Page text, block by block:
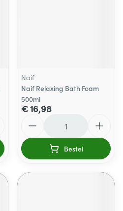
Naif
Naif Relaxing Bath Foam
500ml
€ 16,98
Bestel